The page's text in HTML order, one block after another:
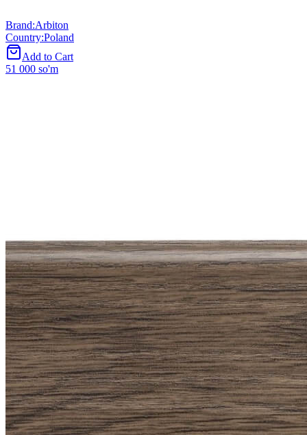
Brand:Arbiton
Country:Poland
Add to Cart
51 000 so'm